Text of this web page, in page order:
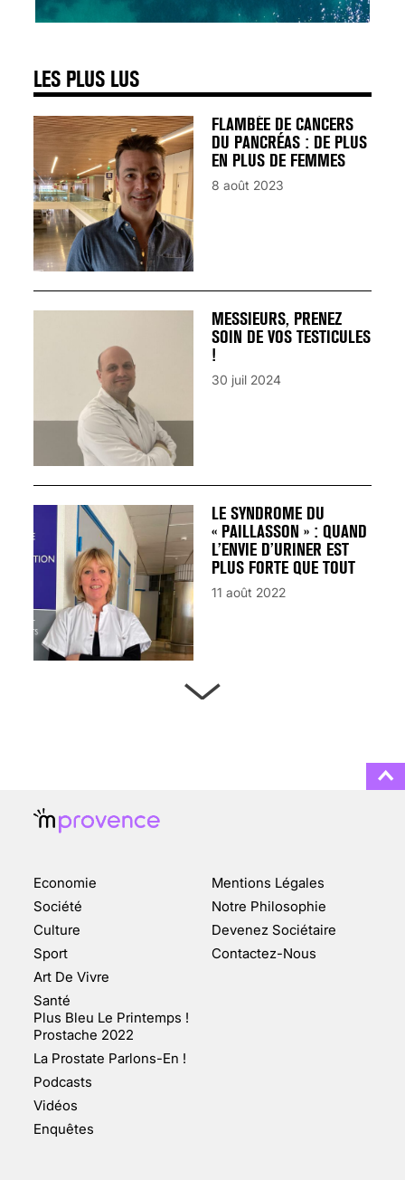
LES PLUS LUS
25 août 2024
FLAMBÉE DE CANCERS
DU PANCRÉAS : DE PLUS
EN PLUS DE FEMMES
8 août 2023
MESSIEURS, PRENEZ
SOIN DE VOS TESTICULES
!
30 juil 2024
LE SYNDROME DU
« PAILLASSON » : QUAND
L’ENVIE D’URINER EST
PLUS FORTE QUE TOUT
11 août 2022
CHANGEMENT DE SEXE :
DES DEMANDES
TOUJOURS PLUS
NOMBREUSES
Economie
Société
Culture
Sport
Art De Vivre
Santé
Plus Bleu Le Printemps !
Prostache 2022
La Prostate Parlons-En !
Podcasts
Vidéos
Enquêtes
Mentions Légales
Notre Philosophie
Devenez Sociétaire
Contactez-Nous